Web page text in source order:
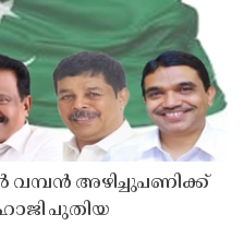
വമ്പൻ അഴിച്ചുപണിക്ക്
പുതിയ